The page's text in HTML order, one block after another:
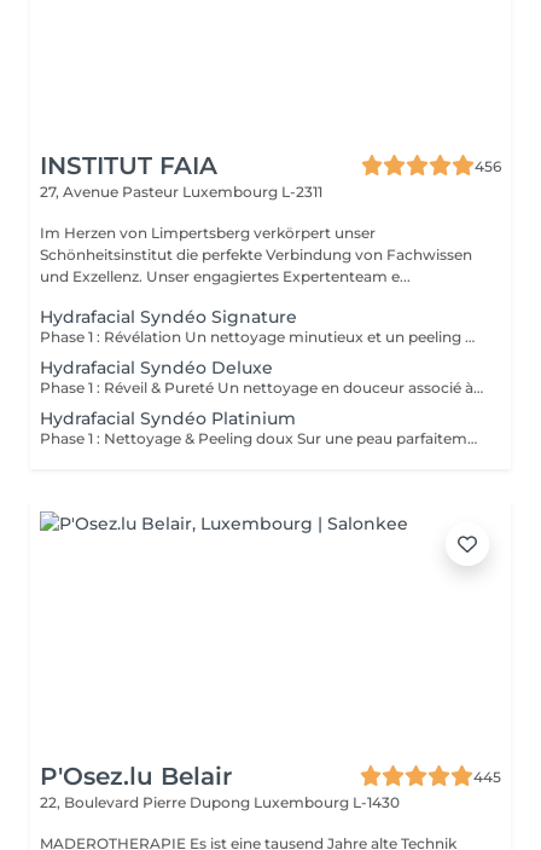
INSTITUT FAIA
456
27, Avenue Pasteur Luxembourg L-2311
Im Herzen von Limpertsberg verkörpert unser
Schönheitsinstitut die perfekte Verbindung von Fachwissen
und Exzellenz. Unser engagiertes Expertenteam e...
Hydrafacial Syndéo Signature
Phase 1 : Révélation Un nettoyage minutieux et un peeling doux libèrent la peau des impuretés, cellules mortes et excès de sébum. La peau respire à nouveau et retrouve sa douceur naturelle. Phase 2 : Purification & Hydratation La technologie brevetée Vortex-Fusion® aspire délicatement les impuretés tout en infusant des actifs hydratants puissants. Les pores sont nettoyés, la peau est fraîche, repulpée et lumineuse. Phase 3 : Régénération & Éclat Des sérums concentrés en antioxydants, peptides et acide hyaluronique réparent, protègent et revitalisent la peau. Le teint s'illumine, la texture s'affine et l'éclat est instantané. Résultat : Une peau nette, hydratée et rayonnante dès la première séance sans irritation, sans temps d'arrêt, simplement sublime.
Hydrafacial Syndéo Deluxe
Phase 1 : Réveil & Pureté Un nettoyage en douceur associé à un peeling délicat réveille l'éclat naturel de la peau, la libérant des impuretés et des cellules ternes. Phase 2 : Extraction & Hydratation La technologie brevetée Vortex-Fusion® purifie les pores tout en infusant des actifs hautement hydratants. La peau est fraîche, lisse et repulpée. Phase 3 : Régénération sur mesure Des sérums concentrés en antioxydants, peptides et acide hyaluronique régénèrent la peau tandis qu'un booster premium et la lumière LED viennent personnaliser le soin selon vos besoins spécifiques. Résultat : Une peau éclatante, détoxifiée et lumineuse dès la première séance, le glow Faia dans toute sa splendeur.
Hydrafacial Syndéo Platinium
Phase 1 : Nettoyage & Peeling doux Sur une peau parfaitement démaquillée, un nettoyage délicat élimine impuretés, excès de sébum et cellules mortes. Un peeling léger à base d'acides salicylique et glycolique désincruste les pores en profondeur et aide à prévenir les imperfections. Phase 2 : Extraction & Hydratation Grâce à la technologie brevetée Vortex-Fusion®, une aspiration douce retire points noirs et comédons tout en infusant des actifs hautement hydratants. La peau est instantanément plus nette, repulpée et éclatante. Phase 3 : Infusion, Protection & Détox Des sérums riches en antioxydants, peptides et acide hyaluronique régénèrent la peau, favorisant détoxification et rajeunissement cellulaire. Un drainage lymphatique complète le soin stimulant ainsi la circulation pour un effet détoxifiant et une peau visiblement revitalisée. Résultat : Une peau fraîche, lumineuse et parfaitement hydratée, sans rougeur, sans temps d'arrêt, simplement éclatante.
P'Osez.lu Belair
445
22, Boulevard Pierre Dupong Luxembourg L-1430
MADEROTHERAPIE Es ist eine tausend Jahre alte Technik